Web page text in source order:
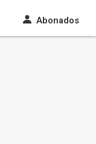
Abonados